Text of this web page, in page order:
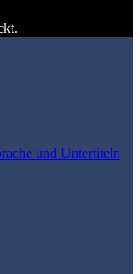
und Untertiteln